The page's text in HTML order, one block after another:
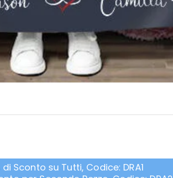
di Sconto su Tutti, Codice: DRA1